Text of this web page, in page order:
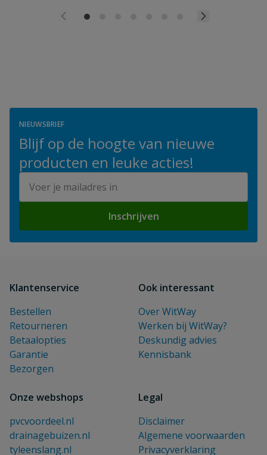
NIEUWSBRIEF
Blijf op de hoogte van nieuwe
producten en leuke acties!
Inschrijven
Klantenservice
Bestellen
Retourneren
Betaalopties
Garantie
Bezorgen
Ook interessant
Over WitWay
Werken bij WitWay?
Deskundig advies
Kennisbank
Onze webshops
pvcvoordeel.nl
drainagebuizen.nl
tyleenslang.nl
Legal
Disclaimer
Algemene voorwaarden
Privacyverklaring